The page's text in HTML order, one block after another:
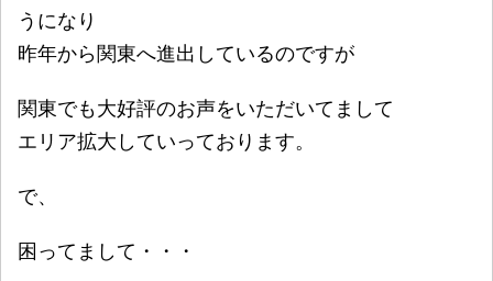
うになり
昨年から関東へ進出しているのですが
関東でも大好評のお声をいただいてまして
エリア拡大していっております。
で、
困ってまして・・・